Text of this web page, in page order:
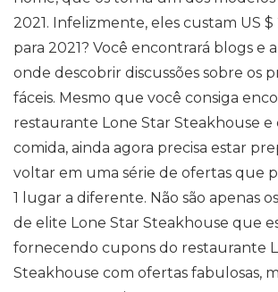
2021. Infelizmente, eles custam US
para 2021? Você encontrará blogs e
onde descobrir discussões sobre os
fáceis. Mesmo que você consiga
restaurante Lone Star Steakhouse e
comida, ainda agora precisa estar
voltar em uma série de ofertas que
1 lugar a diferente. Não são apenas
de elite Lone Star Steakhouse que
fornecendo cupons do restaurante
Steakhouse com ofertas fabulosas,